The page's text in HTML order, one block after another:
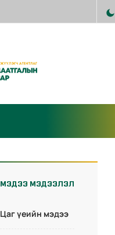
МЭДЭЭ МЭДЭЭЛЭЛ
Цаг үеийн мэдээ